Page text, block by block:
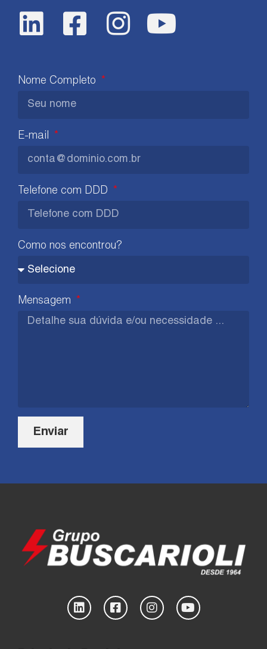
Nome Completo
E-mail
Telefone com DDD
Como nos encontrou?
Mensagem
Enviar